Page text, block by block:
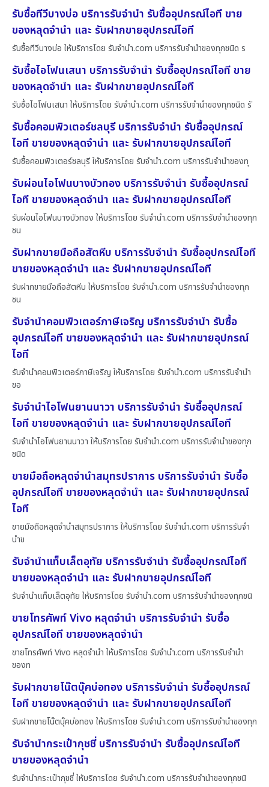
รับซื้อทีวีบางบ่อ บริการรับจำนำ รับซื้ออุปกรณ์ไอที ขาย
ของหลุดจำนำ และ รับฝากขายอุปกรณ์ไอที
รับซื้อทีวีบางบ่อ ให้บริการโดย รับจํานํา.com บริการรับจำนำของทุกชนิด ร
รับซื้อไอโฟนเสนา บริการรับจำนำ รับซื้ออุปกรณ์ไอที ขาย
ของหลุดจำนำ และ รับฝากขายอุปกรณ์ไอที
รับซื้อไอโฟนเสนา ให้บริการโดย รับจํานํา.com บริการรับจำนำของทุกชนิด รั
รับซื้อคอมพิวเตอร์ชลบุรี บริการรับจำนำ รับซื้ออุปกรณ์
ไอที ขายของหลุดจำนำ และ รับฝากขายอุปกรณ์ไอที
รับซื้อคอมพิวเตอร์ชลบุรี ให้บริการโดย รับจํานํา.com บริการรับจำนำของทุ
รับผ่อนไอโฟนบางบัวทอง บริการรับจำนำ รับซื้ออุปกรณ์
ไอที ขายของหลุดจำนำ และ รับฝากขายอุปกรณ์ไอที
รับผ่อนไอโฟนบางบัวทอง ให้บริการโดย รับจํานํา.com บริการรับจำนำของทุก
ชน
รับฝากขายมือถือสัตหีบ บริการรับจำนำ รับซื้ออุปกรณ์ไอที
ขายของหลุดจำนำ และ รับฝากขายอุปกรณ์ไอที
รับฝากขายมือถือสัตหีบ ให้บริการโดย รับจํานํา.com บริการรับจำนำของทุก
ชน
รับจำนำคอมพิวเตอร์ภาษีเจริญ บริการรับจำนำ รับซื้อ
อุปกรณ์ไอที ขายของหลุดจำนำ และ รับฝากขายอุปกรณ์
ไอที
รับจำนำคอมพิวเตอร์ภาษีเจริญ ให้บริการโดย รับจํานํา.com บริการรับจำนำ
ขอ
รับจำนำไอโฟนยานนาวา บริการรับจำนำ รับซื้ออุปกรณ์
ไอที ขายของหลุดจำนำ และ รับฝากขายอุปกรณ์ไอที
รับจำนำไอโฟนยานนาวา ให้บริการโดย รับจํานํา.com บริการรับจำนำของทุก
ชนิด
ขายมือถือหลุดจำนำสมุทรปราการ บริการรับจำนำ รับซื้อ
อุปกรณ์ไอที ขายของหลุดจำนำ และ รับฝากขายอุปกรณ์
ไอที
ขายมือถือหลุดจำนำสมุทรปราการ ให้บริการโดย รับจํานํา.com บริการรับจำ
นำข
รับจำนำแท็บเล็ตอุทัย บริการรับจำนำ รับซื้ออุปกรณ์ไอที
ขายของหลุดจำนำ และ รับฝากขายอุปกรณ์ไอที
รับจำนำแท็บเล็ตอุทัย ให้บริการโดย รับจํานํา.com บริการรับจำนำของทุกชนิ
ขายโทรศัพท์ Vivo หลุดจำนำ บริการรับจำนำ รับซื้อ
อุปกรณ์ไอที ขายของหลุดจำนำ
ขายโทรศัพท์ Vivo หลุดจำนำ ให้บริการโดย รับจํานํา.com บริการรับจำนำ
ของท
รับฝากขายโน๊ตบุ๊คบ่อทอง บริการรับจำนำ รับซื้ออุปกรณ์
ไอที ขายของหลุดจำนำ และ รับฝากขายอุปกรณ์ไอที
รับฝากขายโน๊ตบุ๊คบ่อทอง ให้บริการโดย รับจํานํา.com บริการรับจำนำของทุก
รับจำนำกระเป๋ากุชชี่ บริการรับจำนำ รับซื้ออุปกรณ์ไอที
ขายของหลุดจำนำ
รับจำนำกระเป๋ากุชชี่ ให้บริการโดย รับจํานํา.com บริการรับจำนำของทุกชนิ